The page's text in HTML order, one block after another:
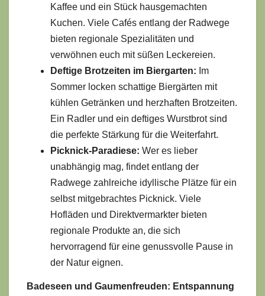
Kaffee und ein Stück hausgemachten
Kuchen. Viele Cafés entlang der Radwege
bieten regionale Spezialitäten und
verwöhnen euch mit süßen Leckereien.
Deftige Brotzeiten im Biergarten: Im
Sommer locken schattige Biergärten mit
kühlen Getränken und herzhaften Brotzeiten.
Ein Radler und ein deftiges Wurstbrot sind
die perfekte Stärkung für die Weiterfahrt.
Picknick-Paradiese: Wer es lieber
unabhängig mag, findet entlang der
Radwege zahlreiche idyllische Plätze für ein
selbst mitgebrachtes Picknick. Viele
Hofläden und Direktvermarkter bieten
regionale Produkte an, die sich
hervorragend für eine genussvolle Pause in
der Natur eignen.
Badeseen und Gaumenfreuden: Entspannung